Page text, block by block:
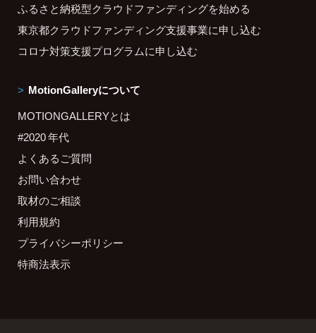
ふるさと納税型クラウドファンディングを始める
東京都クラウドファンディング支援事業に申し込む
コロナ対策支援プログラムに申し込む
MotionGalleryについて
MOTIONGALLERYとは
#2020 年代
よくあるご質問
お問い合わせ
取材のご相談
利用規約
プライバシーポリシー
特商法表示